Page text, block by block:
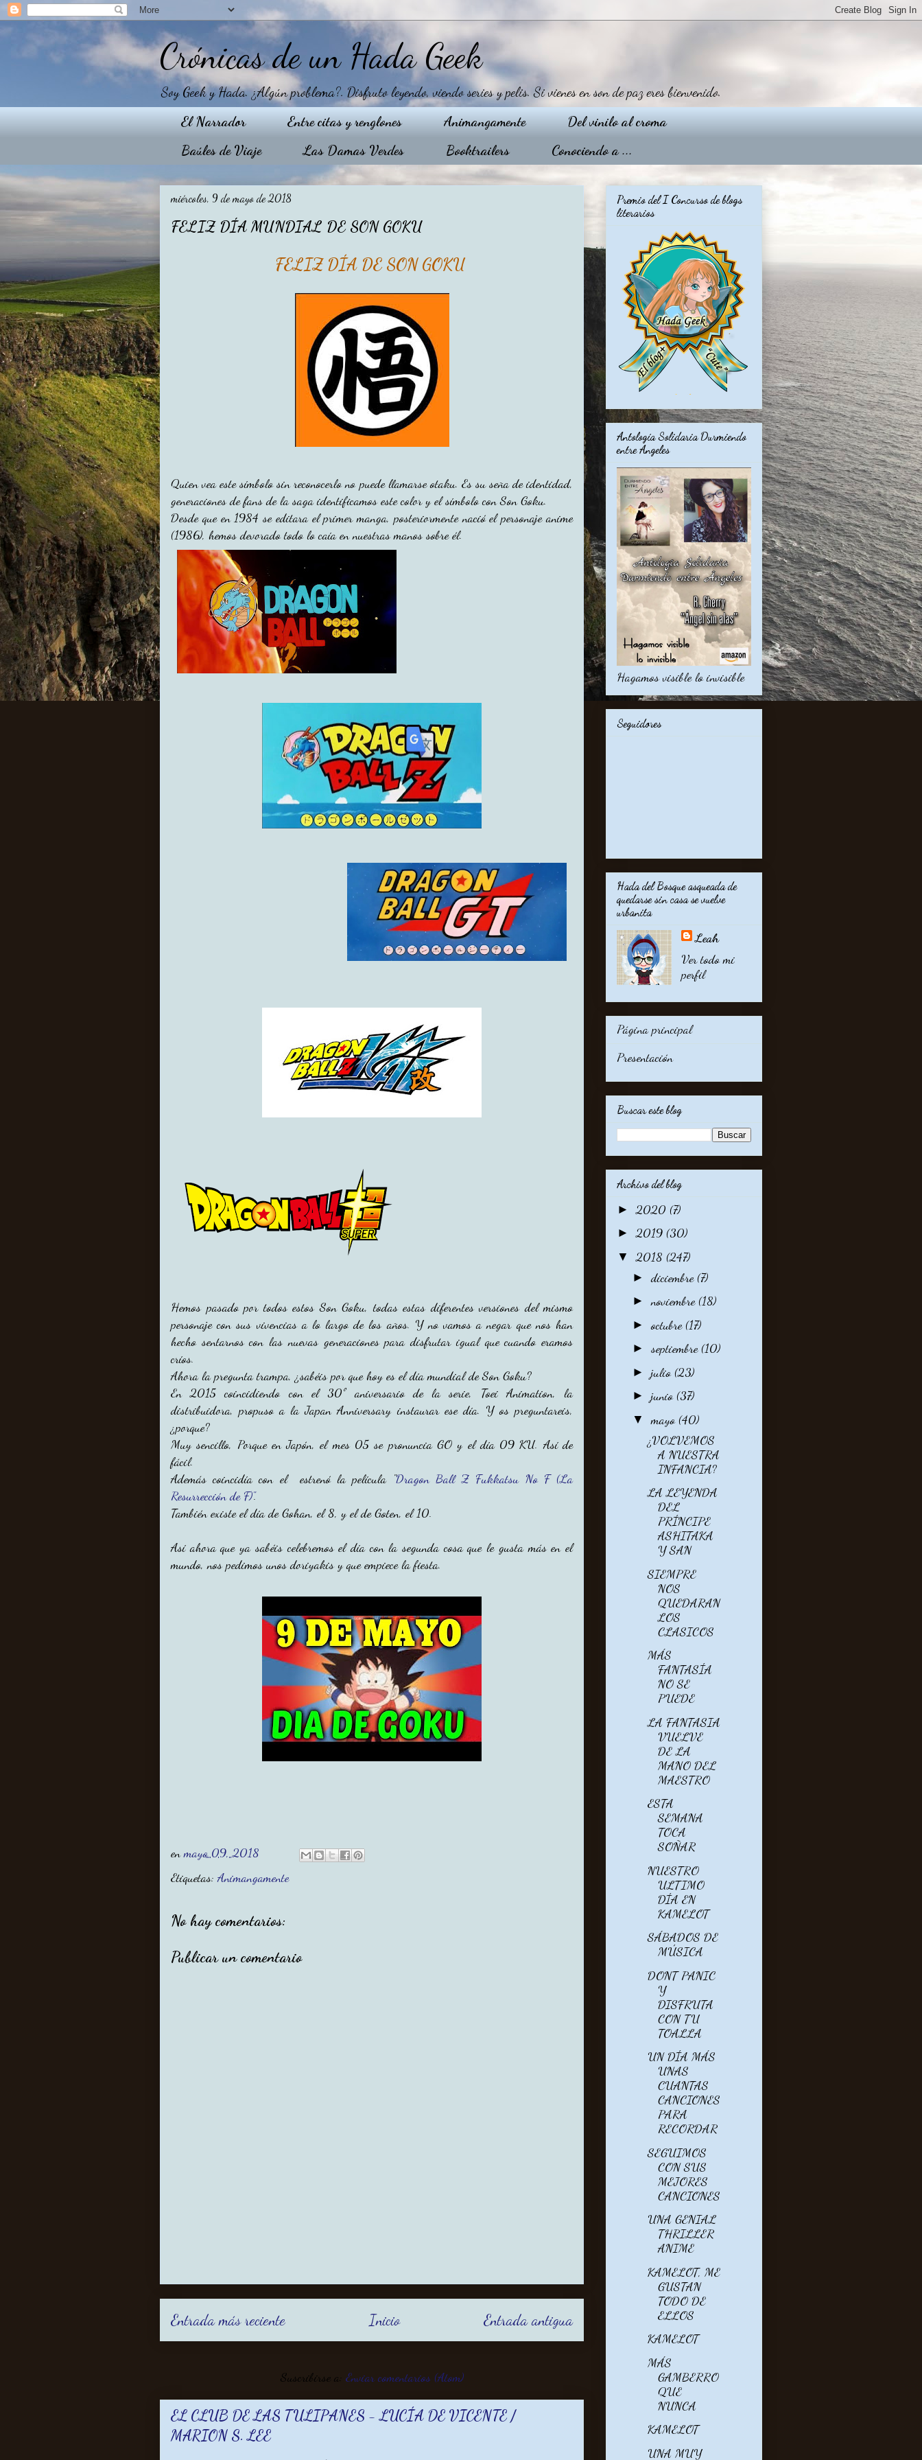
Crónicas de un Hada Geek
Soy Geek y Hada. ¿Algún problema?. Disfruto leyendo, viendo series y pelis. Si vienes en son de paz eres bienvenido.
El Narrador
Entre citas y renglones Animangamente
Del vinilo al croma
Baúles de Viaje
Las Damas Verdes Booktrailers Conociendo a ...
miércoles, 9 de mayo de 2018
FELIZ DÍA MUNDIAL DE SON GOKU
FELIZ DÍA DE SON GOKU
Quien vea este símbolo sin reconocerlo no puede llamarse otaku. Es su seña de identidad,
generaciones de fans de la saga identificamos este color y el símbolo con Son Goku.
Desde que en 1984 se editara el primer manga, posteriormente nació el personaje anime
(1986), hemos devorado todo lo caía en nuestras manos sobre él.
Hemos pasado por todos estos Son Goku, todas estas diferentes versiones del mismo
personaje con sus vivencias a lo largo de los años. Y no vamos a negar que nos han
hecho sentarnos con las nuevas generaciones para disfrutar igual que cuando eramos
críos.
Ahora la pregunta trampa, ¿sabéis por que hoy es el día mundial de Son Goku?
En 2015 coincidiendo con el 30º aniversario de la serie, Toei Animation, la
distribuidora, propuso a la Japan Anniversary instaurar ese día. Y os preguntareis,
¿porque?
Muy sencillo, Porque en Japón, el mes 05 se pronuncia GO y el día 09 KU. Así de
fácil.
Además coincidía con el estrenó la película "Dragon Ball Z Fukkatsu No F (La
Resurrección de F)".
También existe el día de Gohan, el 8, y el de Goten, el 10.
Así ahora que ya sabéis celebremos el día con la segunda cosa que le gusta más en el
mundo, nos pedimos unos doriyakis y que empiece la fiesta.
enmayo 09, 2018
Etiquetas: Animangamente
No hay comentarios:
Publicar un comentario
Entrada más reciente Entrada antigua
Inicio
Suscribirse a: Enviar comentarios (Atom)
EL CLUB DE LAS TULIPANES - LUCÍA DE VICENTE /
MARION S. LEE
Premio del I Concurso de blogs
literarios
Antología Solidaria Durmiendo
entre Angeles
Hagamos visible lo invisible
Seguidores
Hada del Bosque asqueada de
quedarse sin casa se vuelve
urbanita
Leah
Ver todo mi
perfil
Página principal
Presentación
Buscar este blog
Archivo del blog
►2020 (7)
►2019 (30)
▼2018 (247)
► diciembre (7)
►noviembre (18)
► octubre (17)
► septiembre (10)
► julio (23)
► junio (37)
▼ mayo (40)
¿VOLVEMOS
A NUESTRA
INFANCIA?
LA LEYENDA
DEL
PRÍNCIPE
ASHITAKA
Y SAN
SIEMPRE
NOS
QUEDARAN
LOS
CLASICOS
MÁS
FANTASÍA
NO SE
PUEDE
LA FANTASIA
VUELVE
DE LA
MANO DEL
MAESTRO
ESTA
SEMANA
TOCA
SOÑAR
NUESTRO
ULTIMO
DÍA EN
KAMELOT
SÁBADOS DE
MÚSICA
DONT PANIC
Y
DISFRUTA
CON TU
TOALLA
UN DÍA MÁS
UNAS
CUANTAS
CANCIONES
PARA
RECORDAR
SEGUIMOS
CON SUS
MEJORES
CANCIONES
UNA GENIAL
THRILLER
ANIME
KAMELOT, ME
GUSTAN
TODO DE
ELLOS
KAMELOT
MÁS
GAMBERRO
QUE
NUNCA
KAMELOT
UNA MUY